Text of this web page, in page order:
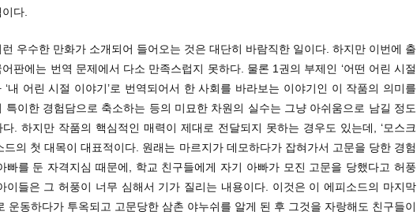
다.
런 우수한 만화가 소개되어 들어오는 것은 대단히 바람직한 일이다. 하지만 이번에 출
판에는 번역 문제에서 다소 만족스럽지 못하다. 물론 1권의 부제인 ‘어떤 어린 시절
‘내 어린 시절 이야기’로 번역되어서 한 사회를 바라보는 이야기인 이 작품의 의미를
특이한 경험담으로 축소하는 등의 미묘한 차원의 실수는 그냥 아쉬움으로 남길 정도
. 하지만 작품의 핵심적인 매력이 제대로 전달되지 못하는 경우도 있는데, ‘모스크
드의 첫 대목이 대표적이다. 원래는 마르지가 데모하다가 잡혀가서 고문을 당한 경험
빠를 둔 자격지심 때문에, 학교 친구들에게 자기 아빠가 모진 고문을 당했다고 허풍
이들은 그 허풍이 너무 심해서 기가 질리는 내용이다. 이것은 이 에피소드의 마지막
운동하다가 투옥되고 고문당한 삼촌 야누쉬를 알게 된 후 그것을 자랑해도 친구들이